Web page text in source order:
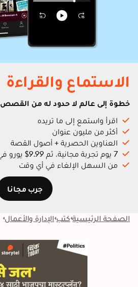
الاستماع والقراءة
خطوة إلى عالم لا حدود له من القصص
اقرأ واستمع إلى ما تريده
أكثر من مليون عنوان
العناوين الحصرية + أصول القصة
7 يوم تجربة مجانية، ثم 9.99$ يورو في الشهر
من السهل الإلغاء في أي وقت
جرب مجانا
الصفحة الرئيسية كتب الإدارة والأعمال